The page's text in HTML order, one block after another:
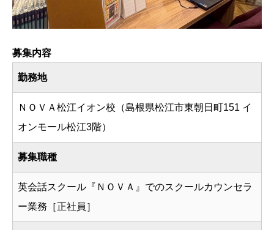
募集内容
勤務地
ＮＯＶＡ松江イオン校（島根県松江市東朝日町151 イ
オンモール松江3階）
募集職種
英会話スクール『ＮＯＶＡ』でのスクールカウンセラ
ー業務［正社員］